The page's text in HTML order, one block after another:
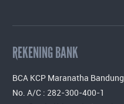
REKENING BANK
BCA KCP Maranatha Bandung
No. A/C : 282-300-400-1